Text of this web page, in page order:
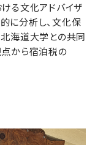
る文化アドバイザ
に分析し、文化保
海道大学との共同
から宿泊税の